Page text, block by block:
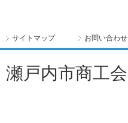
サイトマップ お問い合わせ
瀬戸内市商工会